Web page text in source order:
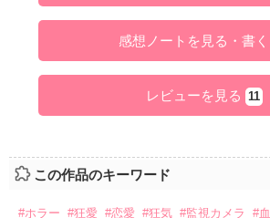
感想ノートを見る・書く
レビューを見る 11
この作品のキーワード
#ホラー #狂愛 #恋愛 #狂気 #監視カメラ #血